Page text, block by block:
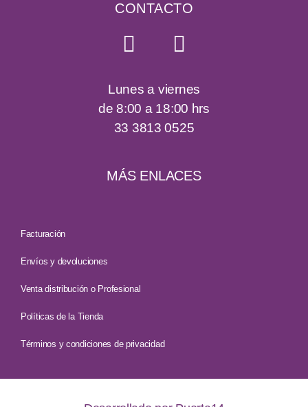
CONTACTO
Lunes a viernes
de 8:00 a 18:00 hrs
33 3813 0525
MÁS ENLACES
Facturación
Envíos y devoluciones
Venta distribución o Profesional
Políticas de la Tienda
Términos y condiciones de privacidad